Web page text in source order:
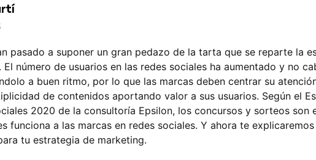
pasado a suponer un gran pedazo de la tarta que se reparte la
número de usuarios en las redes sociales ha aumentado y no
a buen ritmo, por lo que las marcas deben centrar su
de contenidos aportando valor a sus usuarios. Según el
2020 de la consultoría Epsilon, los concursos y sorteos son
funciona a las marcas en redes sociales. Y ahora te explicaremos
tu estrategia de marketing.